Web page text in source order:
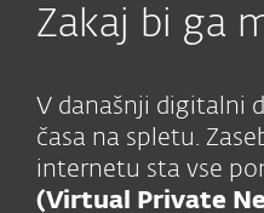
Zakaj bi ga
V današnji digitalni
časa na spletu.
internetu sta vse
(Virtual Private